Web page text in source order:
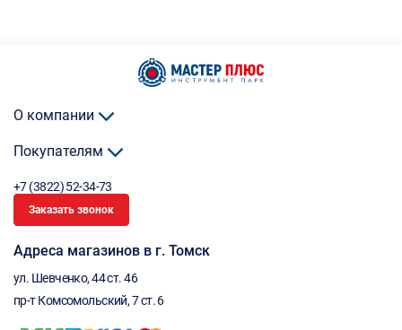
О компании
Покупателям
+7 (3822) 52-34-73
Заказать звонок
Адреса магазинов в г. Томск
ул. Шевченко, 44 ст. 46
пр-т Комсомольский, 7 ст. 6